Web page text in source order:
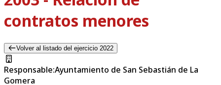
contratos menores
Volver al listado del ejercicio 2022
Responsable:Ayuntamiento de San Sebastián de La
Gomera